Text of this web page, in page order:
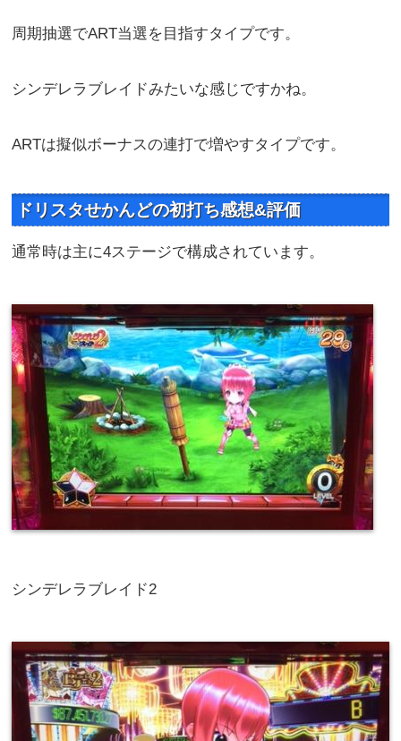
周期抽選でART当選を目指すタイプです。
シンデレラブレイドみたいな感じですかね。
ARTは擬似ボーナスの連打で増やすタイプです。
ドリスタせかんどの初打ち感想&評価
通常時は主に4ステージで構成されています。
シンデレラブレイド2